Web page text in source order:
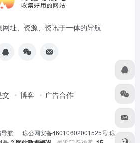
址、资源、资讯于一体的导航
交 博客 广告合作
航 琼公网安备46010602001525号琼